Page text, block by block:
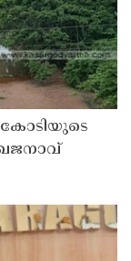
കോടിയുടെ
ഖജനാവ്